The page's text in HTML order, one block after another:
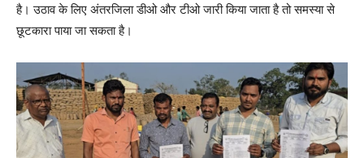
है। उठाव के लिए अंतरजिला डीओ और टीओ जारी किया जाता है तो समस्या से
छूटकारा पाया जा सकता है।